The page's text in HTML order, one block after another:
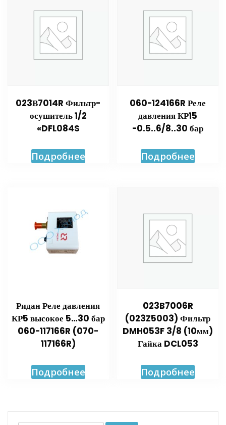
023В7014R Фильтр-
осушитель 1/2
«DFL084S
Подробнее
060-124166R Реле
давления КР15
-0.5..6/8..30 бар
Подробнее
Ридан Реле давления
КР5 высокое 5…30 бар
060-117166R (070-
117166R)
Подробнее
023B7006R
(023Z5003) Фильтр
DMH053F 3/8 (10мм)
Гайка DCL053
Подробнее